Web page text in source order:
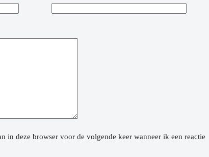
in deze browser voor de volgende keer wanneer ik een reactie